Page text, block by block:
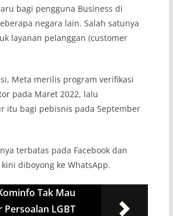
bagi pengguna Business di
negara lain. Salah satunya
layanan pelanggan (customer
Meta merilis program verifikasi
pada Maret 2022, lalu
itu bagi pebisnis pada September
terbatas pada Facebook dan
diboyong ke WhatsApp.
Tak Mau
LGBT